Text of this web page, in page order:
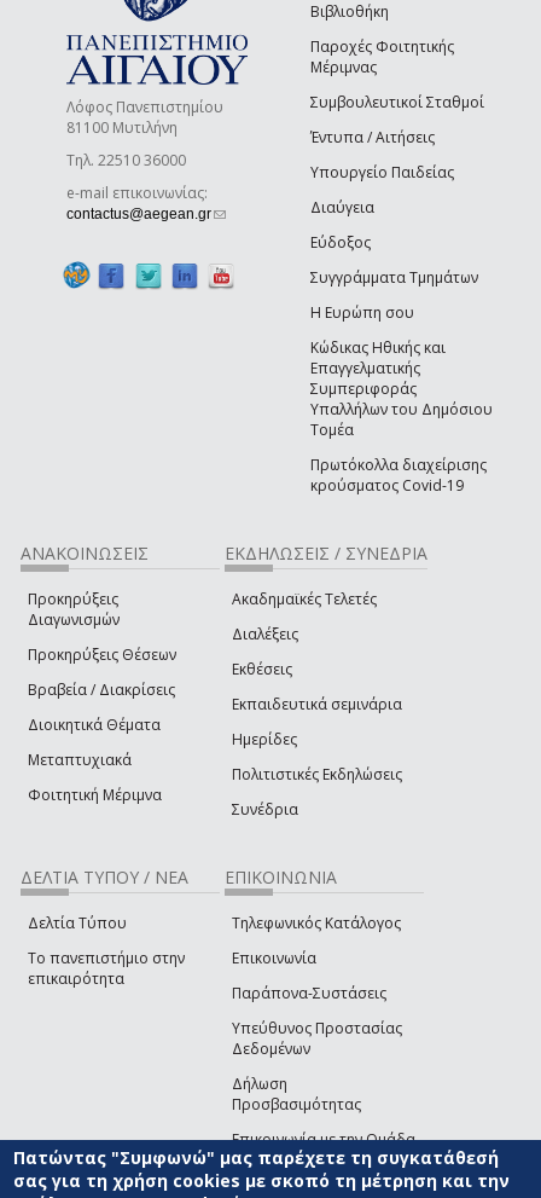
Λόφος Πανεπιστημίου
81100 Μυτιλήνη
Τηλ. 22510 36000
e-mail επικοινωνίας:
contactus@aegean.gr(link sends e-mail)
Βιβλιοθήκη
Παροχές Φοιτητικής
Μέριμνας
Συμβουλευτικοί Σταθμοί
Έντυπα / Αιτήσεις
Υπουργείο Παιδείας
Διαύγεια
Εύδοξος
Συγγράμματα Τμημάτων
Η Ευρώπη σου
Κώδικας Ηθικής και
Επαγγελματικής
Συμπεριφοράς
Υπαλλήλων του Δημόσιου
Τομέα
Πρωτόκολλα διαχείρισης
κρούσματος Covid-19
ΑΝΑΚΟΙΝΩΣΕΙΣ
Προκηρύξεις
Διαγωνισμών
Προκηρύξεις Θέσεων
Βραβεία / Διακρίσεις
Διοικητικά Θέματα
Μεταπτυχιακά
Φοιτητική Μέριμνα
ΕΚΔΗΛΩΣΕΙΣ / ΣΥΝΕΔΡΙΑ
Ακαδημαϊκές Τελετές
Διαλέξεις
Εκθέσεις
Εκπαιδευτικά σεμινάρια
Ημερίδες
Πολιτιστικές Εκδηλώσεις
Συνέδρια
ΔΕΛΤΙΑ ΤΥΠΟΥ / ΝΕΑ
Δελτία Τύπου
Το πανεπιστήμιο στην
επικαιρότητα
ΕΠΙΚΟΙΝΩΝΙΑ
Τηλεφωνικός Κατάλογος
Επικοινωνία
Παράπονα-Συστάσεις
Υπεύθυνος Προστασίας
Δεδομένων
Δήλωση
Προσβασιμότητας
Επικοινωνία με την Ομάδα
Ανάπτυξης του site(link sends e-mail)
Πατώντας "Συμφωνώ" μας παρέχετε τη συγκατάθεσή
σας για τη χρήση cookies με σκοπό τη μέτρηση και την